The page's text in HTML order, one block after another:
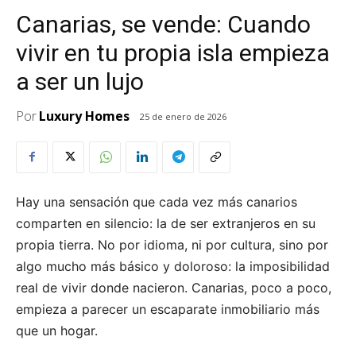
Canarias, se vende: Cuando
vivir en tu propia isla empieza
a ser un lujo
PorLuxury Homes 25 de enero de 2026
Hay una sensación que cada vez más canarios
comparten en silencio: la de ser extranjeros en su
propia tierra. No por idioma, ni por cultura, sino por
algo mucho más básico y doloroso: la imposibilidad
real de vivir donde nacieron. Canarias, poco a poco,
empieza a parecer un escaparate inmobiliario más
que un hogar.